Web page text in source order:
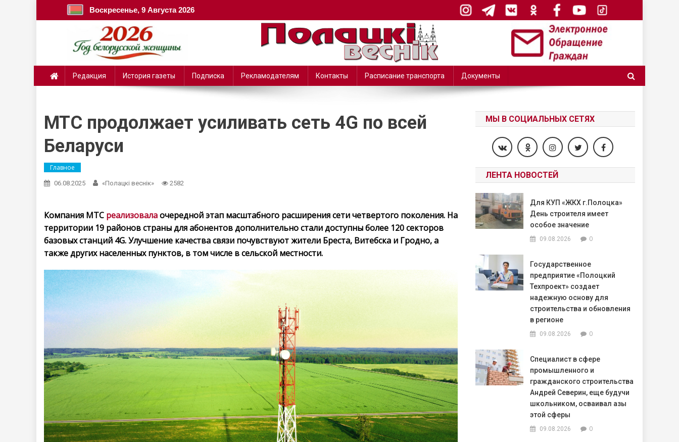
Воскресенье, 9 Августа 2026
Редакция История газеты Подписка Рекламодателям Контакты Расписание транспорта Документы
МТС продолжает усиливать сеть 4G по всей
Беларуси
Главное
06.08.2025 «Полацкі веснік» 2582
Компания МТС реализовалаочередной этап масштабного расширения сети четвертого поколения. На
территории 19 районов страны для абонентов дополнительно стали доступны более 120 секторов
базовых станций 4G. Улучшение качества связи почувствуют жители Бреста, Витебска и Гродно, а
также других населенных пунктов, в том числе в сельской местности.
МЫ В СОЦИАЛЬНЫХ СЕТЯХ
ЛЕНТА НОВОСТЕЙ
Для КУП «ЖКХ г.Полоцка»
День строителя имеет
особое значение
09.08.2026 0
Государственное
предприятие «Полоцкий
Техпроект» создает
надежную основу для
строительства и обновления
в регионе
09.08.2026 0
Специалист в сфере
промышленного и
гражданского строительства
Андрей Северин, еще будучи
школьником, осваивал азы
этой сферы
09.08.2026 0